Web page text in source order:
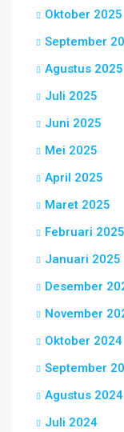
Oktober 2025
September
Agustus 2025
Juli 2025
Juni 2025
Mei 2025
April 2025
Maret 2025
Februari 2025
Januari 2025
Desember
November
Oktober 2024
September
Agustus 2024
Juli 2024